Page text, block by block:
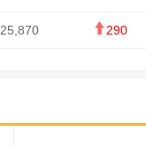
25,870 290